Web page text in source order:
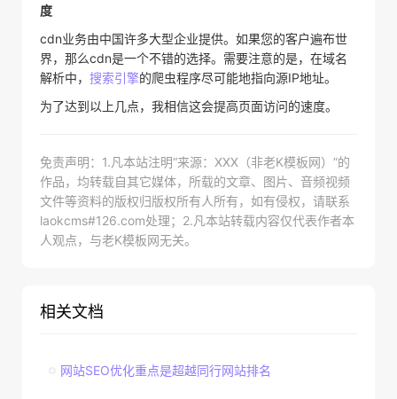
度
cdn业务由中国许多大型企业提供。如果您的客户遍布世
界，那么cdn是一个不错的选择。需要注意的是，在域名
解析中， 搜索引擎的爬虫程序尽可能地指向源IP地址。
为了达到以上几点，我相信这会提高页面访问的速度。
免责声明：1.凡本站注明“来源：XXX（非老K模板网）”的
作品，均转载自其它媒体，所载的文章、图片、音频视频
文件等资料的版权归版权所有人所有，如有侵权，请联系
laokcms#126.com处理；2.凡本站转载内容仅代表作者本
人观点，与老K模板网无关。
相关文档
网站SEO优化重点是超越同行网站排名